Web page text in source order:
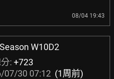
08/04 19:43
W10D2
: +723
07/30 07:12 (1周前)